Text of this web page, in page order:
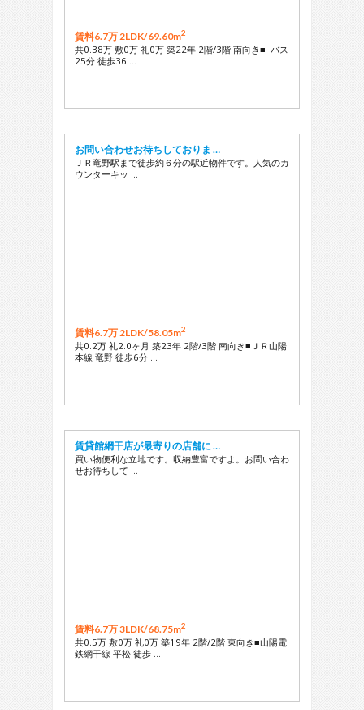
賃料6.7万 2LDK/69.60m2
共0.38万 敷0万 礼0万 築22年 2階/3階 南向き■ バス
25分 徒歩36 …
お問い合わせお待ちしておりま …
ＪＲ竜野駅まで徒歩約６分の駅近物件です。人気のカ
ウンターキッ …
賃料6.7万 2LDK/58.05m2
共0.2万 礼2.0ヶ月 築23年 2階/3階 南向き■ＪＲ山陽
本線 竜野 徒歩6分 …
賃貸館網干店が最寄りの店舗に …
買い物便利な立地です。収納豊富ですよ。お問い合わ
せお待ちして …
賃料6.7万 3LDK/68.75m2
共0.5万 敷0万 礼0万 築19年 2階/2階 東向き■山陽電
鉄網干線 平松 徒歩 …